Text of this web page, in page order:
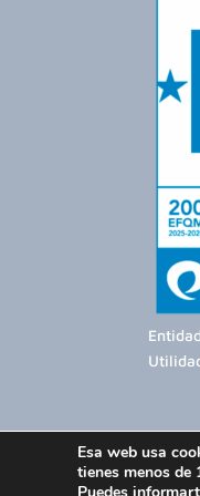
La
Esa web usa
tienes menos de